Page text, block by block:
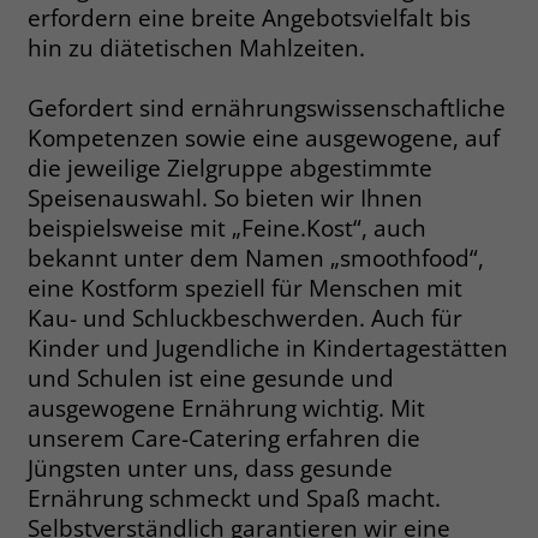
erfordern eine breite Angebotsvielfalt bis
hin zu diätetischen Mahlzeiten.
Gefordert sind ernährungswissenschaftliche
Kompetenzen sowie eine ausgewogene, auf
die jeweilige Zielgruppe abgestimmte
Speisenauswahl. So bieten wir Ihnen
beispielsweise mit „Feine.Kost“, auch
bekannt unter dem Namen „smoothfood“,
eine Kostform speziell für Menschen mit
Kau- und Schluckbeschwerden. Auch für
Kinder und Jugendliche in Kindertagestätten
und Schulen ist eine gesunde und
ausgewogene Ernährung wichtig. Mit
unserem Care-Catering erfahren die
Jüngsten unter uns, dass gesunde
Ernährung schmeckt und Spaß macht.
Selbstverständlich garantieren wir eine
__cf_bm
Laufzeit 30 Minuten
Zweck
This cookie, set by Cloudflare, is used to
support Cloudflare Bot Management.
Name JSessionID
Anbieter jobs.stiftung-liebenau.de
Session
Zweck
Behält die Zustände des Benutzers bei
allen Seitenanfragen bei.
Name _gcl_au
Anbieter Google Ads
Laufzeit 90 Tage
Zweck Enthält eine zufallsgenerierte User-ID.
Name _gcl_aw
Anbieter Google Ads
Laufzeit 90 Tage
Dieses Cookie wird gesetzt, wenn ein
User über einen Klick auf eine Google
Werbeanzeige auf die Website gelangt.
Es enthält Informationen darüber,